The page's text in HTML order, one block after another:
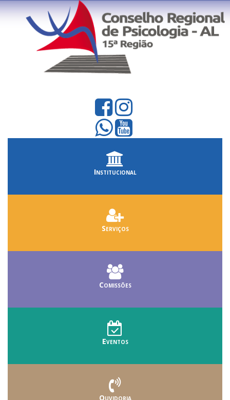
Institucional
Serviços
Comissões
Eventos
Ouvidoria